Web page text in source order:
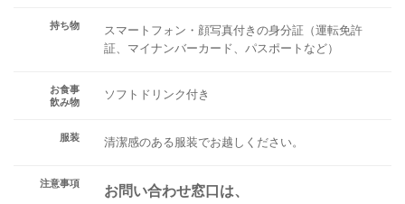
持ち物
スマートフォン・顔写真付きの身分証（運転免許
証、マイナンバーカード、パスポートなど）
お食事
飲み物
ソフトドリンク付き
服装 清潔感のある服装でお越しください。
注意事項
お問い合わせ窓口は、